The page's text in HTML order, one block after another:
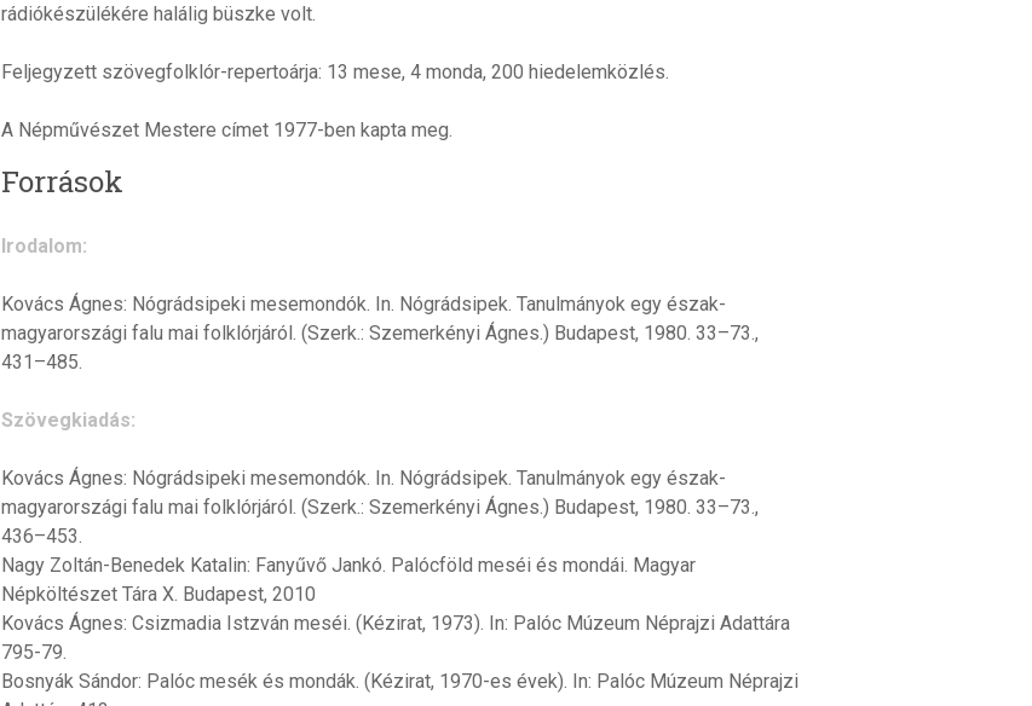
rádiókészülékére halálig büszke volt.
Feljegyzett szövegfolklór-repertoárja: 13 mese, 4 monda, 200 hiedelemközlés.
A Népművészet Mestere címet 1977-ben kapta meg.
Források
Irodalom:
Kovács Ágnes: Nógrádsipeki mesemondók. In. Nógrádsipek. Tanulmányok egy észak-
magyarországi falu mai folklórjáról. (Szerk.: Szemerkényi Ágnes.) Budapest, 1980. 33–73.,
431–485.
Szövegkiadás:
Kovács Ágnes: Nógrádsipeki mesemondók. In. Nógrádsipek. Tanulmányok egy észak-
magyarországi falu mai folklórjáról. (Szerk.: Szemerkényi Ágnes.) Budapest, 1980. 33–73.,
436–453.
Nagy Zoltán-Benedek Katalin: Fanyűvő Jankó. Palócföld meséi és mondái. Magyar
Népköltészet Tára X. Budapest, 2010
Kovács Ágnes: Csizmadia Istzván meséi. (Kézirat, 1973). In: Palóc Múzeum Néprajzi Adattára
795-79.
Bosnyák Sándor: Palóc mesék és mondák. (Kézirat, 1970-es évek). In: Palóc Múzeum Néprajzi